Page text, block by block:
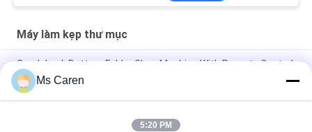
Máy làm kẹp thư mục
Crash Lock Bottom Folder Gluer Machine With Remote Control
Airplanes 0-220m / min
Máy dán thư mục hộp nhỏ PRYA-700 Máy dán thư mục hộp
Ms Caren
5:20 PM